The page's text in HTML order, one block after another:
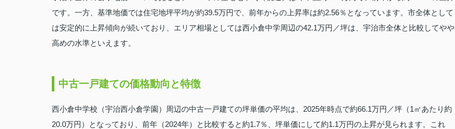
です。一方、基準地価では住宅地坪平均が約39.5万円で、前年からの上昇率は約2.56％となっています。市全体として
は安定的に上昇傾向が続いており、エリア相場としては西小倉中学周辺の42.1万円／坪は、宇治市全体と比較してやや
高めの水準といえます。
中古一戸建ての価格動向と特徴
西小倉中学校（宇治西小倉学園）周辺の中古一戸建ての坪単価の平均は、2025年時点で約66.1万円／坪（1㎡あたり約
20.0万円）となっており、前年（2024年）と比較すると約1.7％、坪単価にして約1.1万円の上昇が見られます。これ